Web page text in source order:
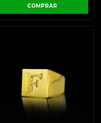
COMPRAR